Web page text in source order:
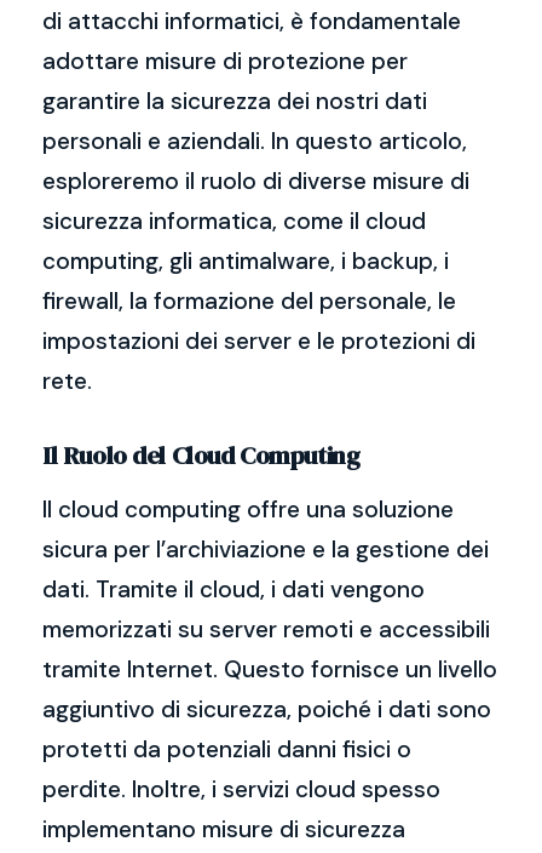
di attacchi informatici, è fondamentale
adottare misure di protezione per
garantire la sicurezza dei nostri dati
personali e aziendali. In questo articolo,
esploreremo il ruolo di diverse misure di
sicurezza informatica, come il cloud
computing, gli antimalware, i backup, i
firewall, la formazione del personale, le
impostazioni dei server e le protezioni di
rete.
Il Ruolo del Cloud Computing
Il cloud computing offre una soluzione
sicura per l’archiviazione e la gestione dei
dati. Tramite il cloud, i dati vengono
memorizzati su server remoti e accessibili
tramite Internet. Questo fornisce un livello
aggiuntivo di sicurezza, poiché i dati sono
protetti da potenziali danni fisici o
perdite. Inoltre, i servizi cloud spesso
implementano misure di sicurezza